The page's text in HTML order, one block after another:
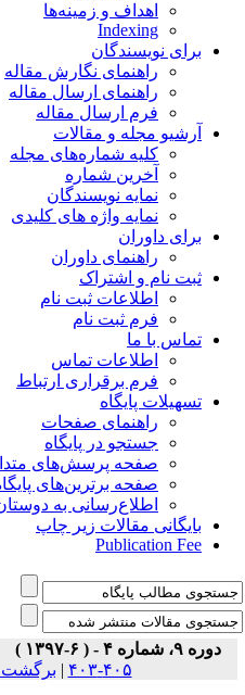
اهداف و زمینه‌ها
Indexing
برای نویسندگان
راهنمای نگارش مقاله
راهنمای ارسال مقاله
فرم ارسال مقاله
آرشیو مجله و مقالات
کلیه شماره‌های مجله
آخرین شماره
نمایه نویسندگان
نمایه واژه های کلیدی
برای داوران
راهنمای داوران
ثبت نام و اشتراک
اطلاعات ثبت نام
فرم ثبت نام
تماس با ما
اطلاعات تماس
فرم برقراری ارتباط
تسهیلات پایگاه
راهنمای صفحات
جستجو در پایگاه
صفحه پرسش‌های
صفحه برترین‌های پایگاه
اطلاع‌رسانی به دوستان
بایگانی مقالات زیر چاپ
Publication Fee
دوره ۹، شماره ۴ - ( ۶-۱۳۹۷ )
۴۰۵-۴۰۳
|برگشت